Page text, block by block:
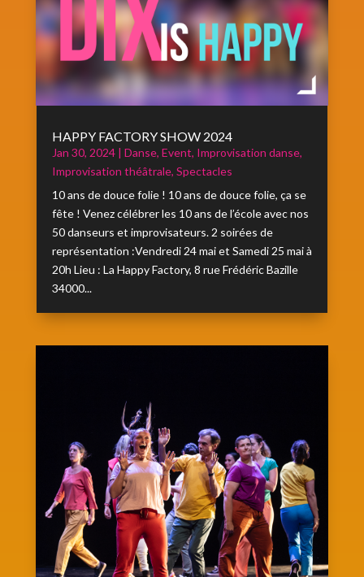
HAPPY FACTORY SHOW 2024
Jan 30, 2024| Danse, Event, Improvisation danse,
Improvisation théâtrale, Spectacles
10 ans de douce folie ! 10 ans de douce folie, ça se
fête ! Venez célébrer les 10 ans de l’école avec nos
50 danseurs et improvisateurs. 2 soirées de
représentation :Vendredi 24 mai et Samedi 25 mai à
20h Lieu : La Happy Factory, 8 rue Frédéric Bazille
34000...